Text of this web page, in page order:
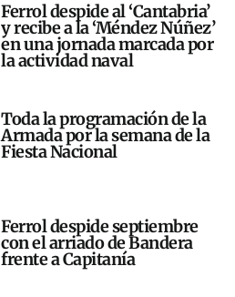
Ferrol despide al ‘Cantabria’
y recibe a la ‘Méndez Núñez’
en una jornada marcada por
la actividad naval
Toda la programación de la
Armada por la semana de la
Fiesta Nacional
Ferrol despide septiembre
con el arriado de Bandera
frente a Capitanía